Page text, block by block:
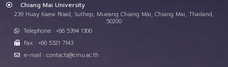
Chiang Mai University
239 Huay Kaew Road, Suthep, Mueang Chiang Mai, Chiang Mai, Thailand,
50200
Telephone : +66 5394 1300
Fax : +66 5321 7143
e-mail : contacts@cmu.ac.th